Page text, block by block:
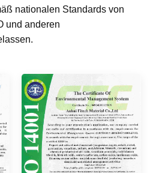
nationalen Standards von
und anderen